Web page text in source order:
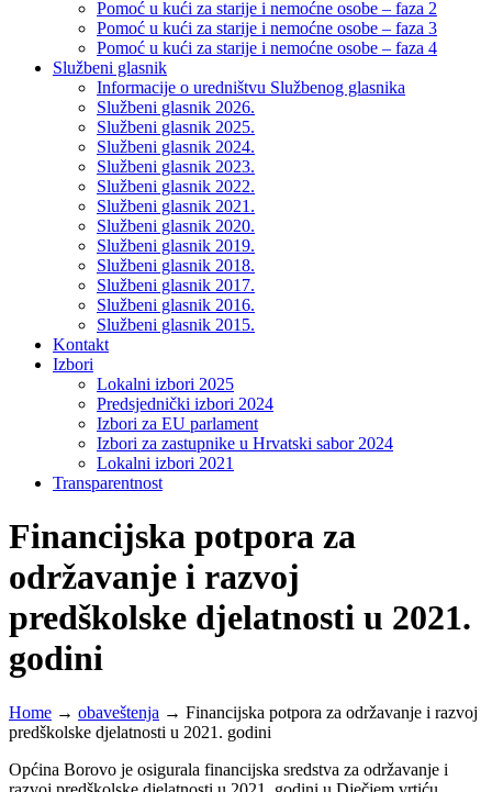
Pomoć u kući za starije i nemoćne osobe – faza 2
Pomoć u kući za starije i nemoćne osobe – faza 3
Pomoć u kući za starije i nemoćne osobe – faza 4
Službeni glasnik
Informacije o uredništvu Službenog glasnika
Službeni glasnik 2026.
Službeni glasnik 2025.
Službeni glasnik 2024.
Službeni glasnik 2023.
Službeni glasnik 2022.
Službeni glasnik 2021.
Službeni glasnik 2020.
Službeni glasnik 2019.
Službeni glasnik 2018.
Službeni glasnik 2017.
Službeni glasnik 2016.
Službeni glasnik 2015.
Kontakt
Izbori
Lokalni izbori 2025
Predsjednički izbori 2024
Izbori za EU parlament
Izbori za zastupnike u Hrvatski sabor 2024
Lokalni izbori 2021
Transparentnost
Financijska potpora za
održavanje i razvoj
predškolske djelatnosti u 2021.
godini
Home → obaveštenja → Financijska potpora za održavanje i razvoj
predškolske djelatnosti u 2021. godini
Općina Borovo je osigurala financijska sredstva za održavanje i